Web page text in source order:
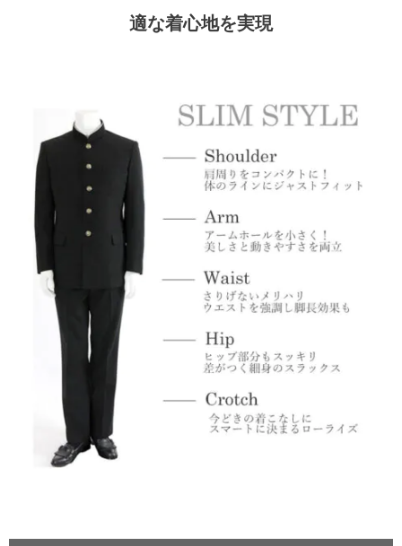
適な着心地を実現